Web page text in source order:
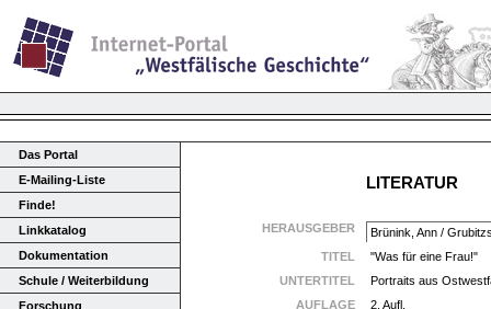
Das Portal
E-Mailing-Liste
Finde!
Linkkatalog
Dokumentation
Schule / Weiterbildung
Forschung
LITERATUR
HERAUSGEBER
Brünink, Ann /
TITEL
"Was für eine Frau!"
UNTERTITEL
Portraits aus
AUFLAGE
2. Aufl.